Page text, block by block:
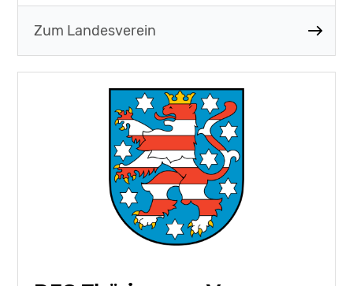
Zum Landesverein